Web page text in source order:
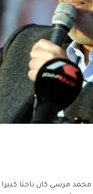
محمد مرسي كان باحثا